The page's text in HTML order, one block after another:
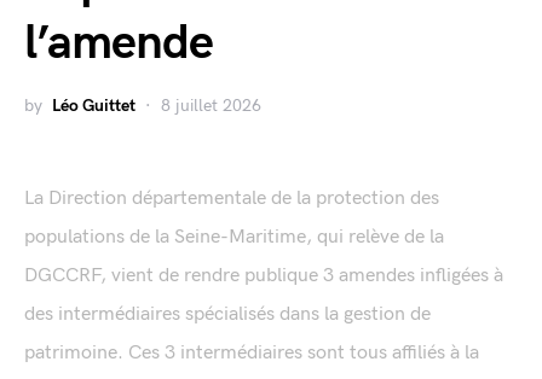
l’amende
by Léo Guittet 8 juillet 2026
La Direction départementale de la protection des
populations de la Seine-Maritime, qui relève de la
DGCCRF, vient de rendre publique 3 amendes infligées à
des intermédiaires spécialisés dans la gestion de
patrimoine. Ces 3 intermédiaires sont tous affiliés à la